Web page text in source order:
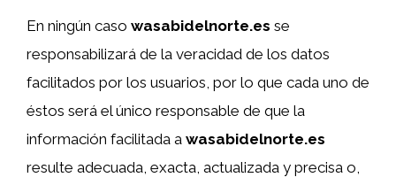
En ningún caso wasabidelnorte.es se
responsabilizará de la veracidad de los datos
facilitados por los usuarios, por lo que cada uno de
éstos será el único responsable de que la
información facilitada a wasabidelnorte.es
resulte adecuada, exacta, actualizada y precisa o,